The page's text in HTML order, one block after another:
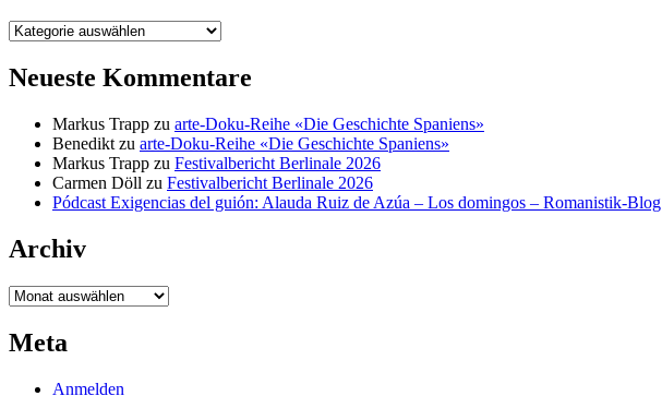
Kategorien
Neueste Kommentare
Markus Trapp zu arte-Doku-Reihe «Die Geschichte Spaniens»
Benedikt zu arte-Doku-Reihe «Die Geschichte Spaniens»
Markus Trapp zu Festivalbericht Berlinale 2026
Carmen Döll zu Festivalbericht Berlinale 2026
Pódcast Exigencias del guión: Alauda Ruiz de Azúa – Los domingos – Romanistik-Blog
Archiv
Archiv
Meta
Anmelden